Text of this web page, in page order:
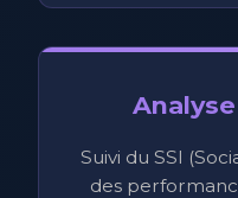
Suivi du SSI
des